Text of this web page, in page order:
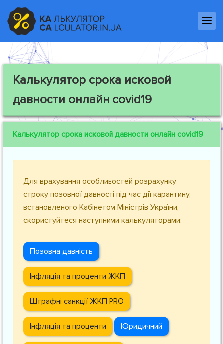
Калькулятор срока исковой
давности онлайн covid19
Калькулятор срока исковой давности онлайн covid19
Для врахування особливостей розрахунку
строку позовної давності під час дії карантину,
встановленого Кабінетом Міністрів України,
скористуйтеся наступними калькуляторами:
Позовна давність
Інфляція та проценти ЖКП
Штрафні санкції ЖКП PRO
Інфляція та проценти Юридичний